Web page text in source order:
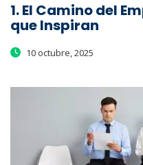
1. El Camino del
que Inspiran
10 octubre, 2025